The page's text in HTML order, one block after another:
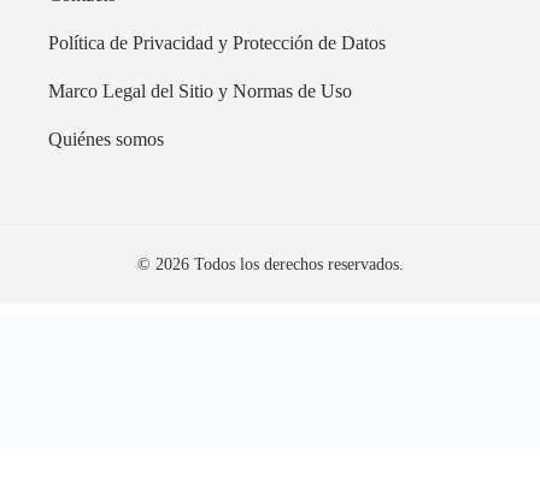
Política de Privacidad y Protección de Datos
Marco Legal del Sitio y Normas de Uso
Quiénes somos
© 2026 Todos los derechos reservados.